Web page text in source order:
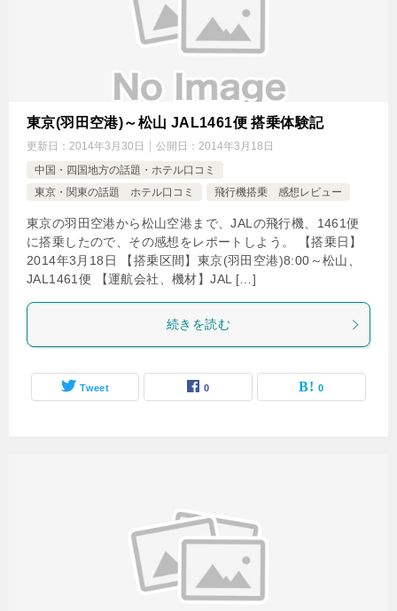
東京(羽田空港)～松山 JAL1461便 搭乗体験記
更新日： 2014年3月30日 公開日： 2014年3月18日
中国・四国地方の話題・ホテル口コミ
東京・関東の話題 ホテル口コミ
飛行機搭乗 感想レビュー
東京の羽田空港から松山空港まで、JALの飛行機、1461便
に搭乗したので、その感想をレポートしよう。 【搭乗日】
2014年3月18日 【搭乗区間】東京(羽田空港)8:00～松山、
JAL1461便 【運航会社、機材】JAL […]
続きを読む
Tweet 0 0